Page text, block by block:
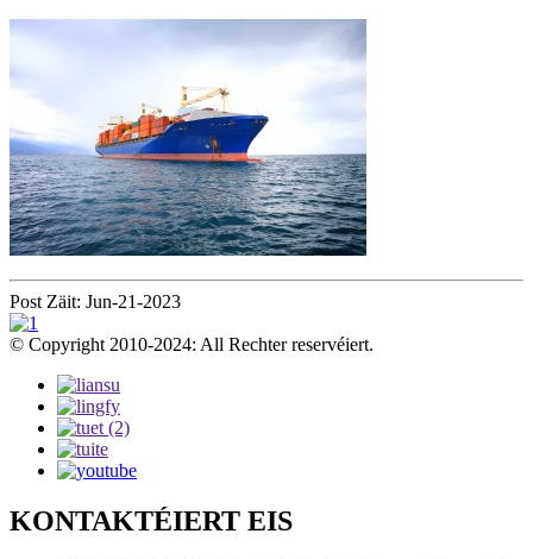
Post Zäit: Jun-21-2023
© Copyright 2010-2024: All Rechter reservéiert.
KONTAKTÉIERT EIS